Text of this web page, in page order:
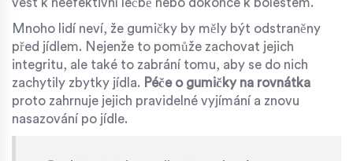
vést k neefektivní léčbě nebo dokonce k bolestem.
Mnoho lidí neví, že gumičky by měly být odstraněny
před jídlem. Nejenže to pomůže zachovat jejich
integritu, ale také to zabrání tomu, aby se do nich
zachytily zbytky jídla. Péče o gumičky na rovnátka
proto zahrnuje jejich pravidelné vyjímání a znovu
nasazování po jídle.